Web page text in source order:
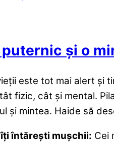
și o
este tot mai alert și
fizic, cât și mental.
și mintea. Haide să
întărești mușchii: Cei